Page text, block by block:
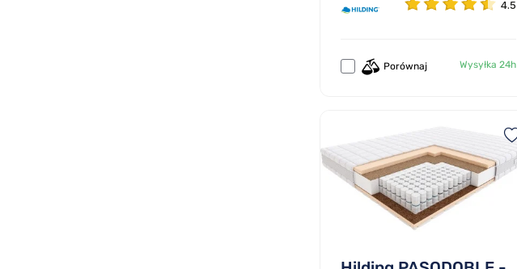
4.5
Porównaj Wysyłka 24h